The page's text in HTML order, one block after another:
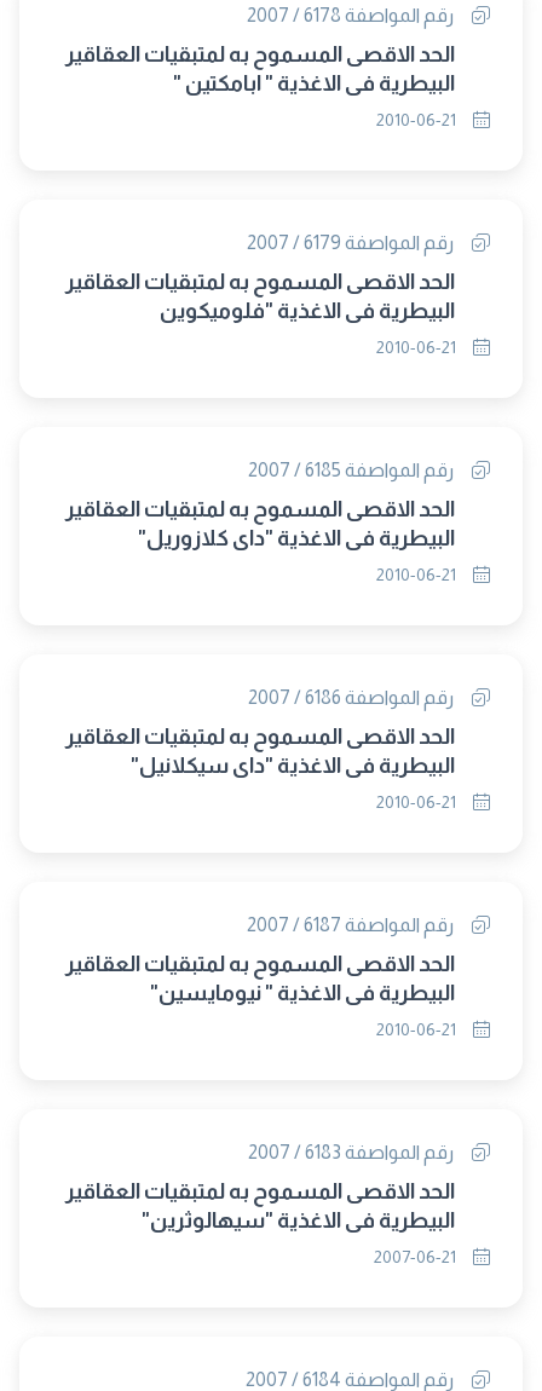
رقم المواصفة 6178 / 2007
الحد الاقصى المسموح به لمتبقيات العقاقير
البيطرية فى الاغذية " ابامكتين "
رقم المواصفة 6179 / 2007
الحد الاقصى المسموح به لمتبقيات العقاقير
البيطرية فى الاغذية "فلوميكوين
رقم المواصفة 6185 / 2007
الحد الاقصى المسموح به لمتبقيات العقاقير
البيطرية فى الاغذية "داى كلازوريل"
رقم المواصفة 6186 / 2007
الحد الاقصى المسموح به لمتبقيات العقاقير
البيطرية فى الاغذية "داى سيكلانيل"
رقم المواصفة 6187 / 2007
الحد الاقصى المسموح به لمتبقيات العقاقير
البيطرية فى الاغذية " نيومايسين"
رقم المواصفة 6183 / 2007
الحد الاقصى المسموح به لمتبقيات العقاقير
البيطرية فى الاغذية "سيهالوثرين"
رقم المواصفة 6184 / 2007